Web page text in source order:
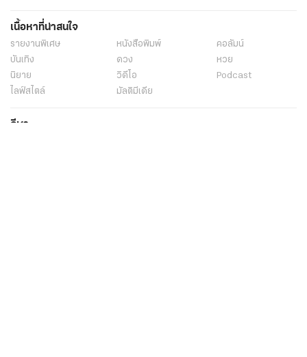
เนื้อหาที่น่าสนใจ
รายงานพิเศษ หนังสือพิมพ์
คอลัมน์
บันเทิง
ดวง
หวย
นิยาย
วิดีโอ
Podcast
ไลฟ์สไตล์
มัลติมีเดีย
กีฬา